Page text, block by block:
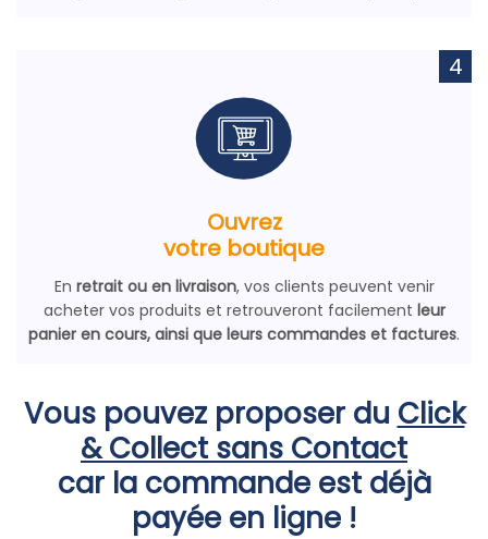
4
Ouvrez
votre boutique
En retrait ou en livraison, vos clients peuvent venir
acheter vos produits et retrouveront facilement leur
panier en cours, ainsi que leurs commandes et factures.
Vous pouvez proposer du Click
& Collect sans Contact
car la commande est déjà
payée en ligne !